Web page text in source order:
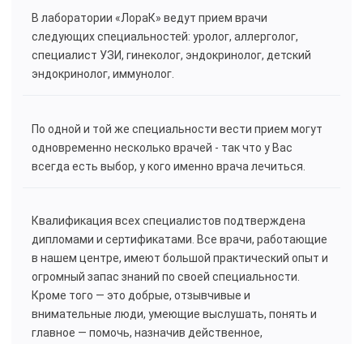
В лаборатории «ЛораК» ведут прием врачи
следующих специальностей: уролог, аллерголог,
специалист УЗИ, гинеколог, эндокринолог, детский
эндокринолог, иммунолог.
По одной и той же специальности вести прием могут
одновременно несколько врачей - так что у Вас
всегда есть выбор, у кого именно врача лечиться.
Квалификация всех специалистов подтверждена
дипломами и сертификатами. Все врачи, работающие
в нашем центре, имеют большой практический опыт и
огромный запас знаний по своей специальности.
Кроме того — это добрые, отзывчивые и
внимательные люди, умеющие выслушать, понять и
главное — помочь, назначив действенное,